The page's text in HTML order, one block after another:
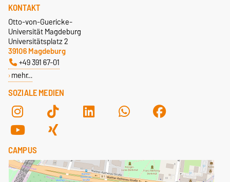
SOZIALE MEDIEN
KONTAKT
Otto-von-Guericke-
Universität Magdeburg
Universitätsplatz 2
39106 Magdeburg
+49 391 67-01
mehr…
CAMPUS